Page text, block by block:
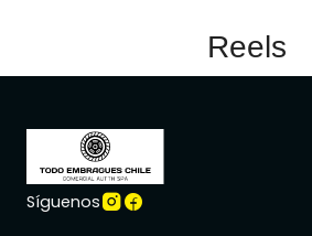
Reels
Síguenos